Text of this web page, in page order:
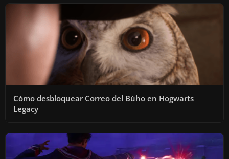
Cómo desbloquear Correo del Búho en Hogwarts
Legacy